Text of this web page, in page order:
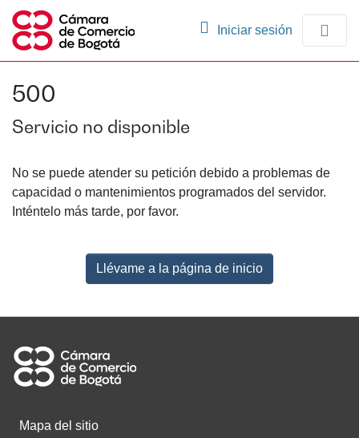
Iniciar sesión (current)
500
Servicio no disponible
No se puede atender su petición debido a problemas de
capacidad o mantenimientos programados del servidor.
Inténtelo más tarde, por favor.
Llévame a la página de inicio
Mapa del sitio